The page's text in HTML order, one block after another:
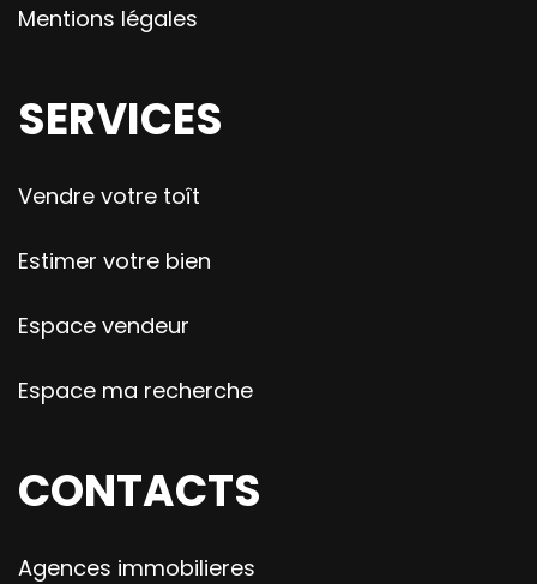
Mentions légales
SERVICES
Vendre votre toît
Estimer votre bien
Espace vendeur
Espace ma recherche
CONTACTS
Agences immobilieres